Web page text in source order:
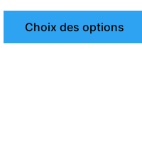
Choix des options